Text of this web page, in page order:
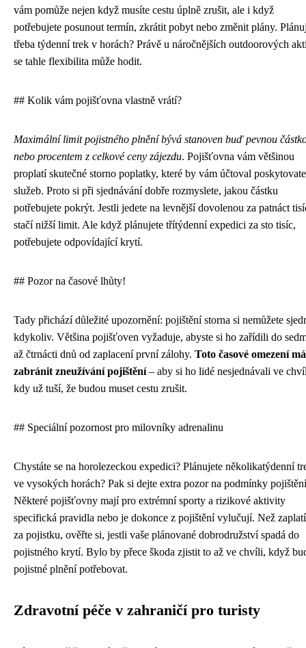
vám pomůže nejen když musíte cestu úplně zrušit, ale i když
potřebujete posunout termín, zkrátit pobyt nebo změnit plány.
třeba týdenní trek v horách? Právě u náročnějších outdoorových
se tahle flexibilita může hodit.
## Kolik vám pojišťovna vlastně vrátí?
Maximální limit pojistného plnění bývá stanoven buď pevnou
nebo procentem z celkové ceny zájezdu. Pojišťovna vám většinou
proplatí skutečné storno poplatky, které by vám účtoval
služeb. Proto si při sjednávání dobře rozmyslete, jakou částku
potřebujete pokrýt. Jestli jedete na levnější dovolenou za patnáct
stačí nižší limit. Ale když plánujete třítýdenní expedici za sto tisíc,
potřebujete odpovídající krytí.
## Pozor na časové lhůty!
Tady přichází důležité upozornění: pojištění storna si nemůžete
kdykoliv. Většina pojišťoven vyžaduje, abyste si ho zařídili do
až čtrnácti dnů od zaplacení první zálohy. Toto časové omezení má
zabránit zneužívání pojištění– aby si ho lidé nesjednávali ve
kdy už tuší, že budou muset cestu zrušit.
## Speciální pozornost pro milovníky adrenalinu
Chystáte se na horolezeckou expedici? Plánujete několikatýdenní
ve vysokých horách? Pak si dejte extra pozor na podmínky
Některé pojišťovny mají pro extrémní sporty a rizikové aktivity
specifická pravidla nebo je dokonce z pojištění vylučují. Než
za pojistku, ověřte si, jestli vaše plánované dobrodružství spadá do
pojistného krytí. Bylo by přece škoda zjistit to až ve chvíli, když
pojistné plnění potřebovat.
Zdravotní péče v zahraničí pro turisty